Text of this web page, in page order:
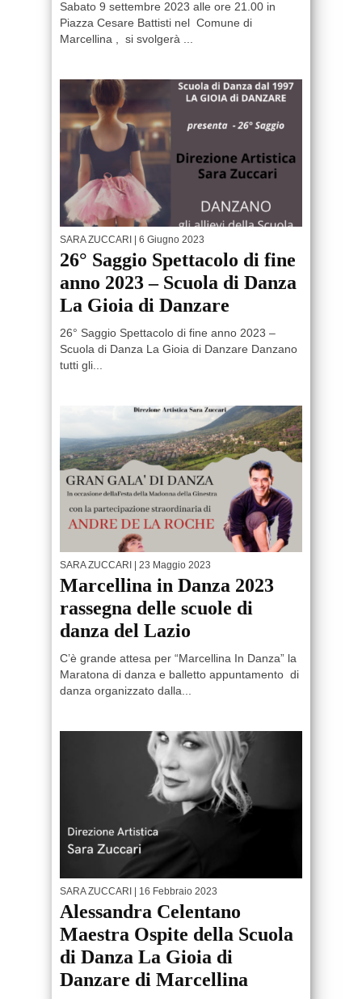
Sabato 9 settembre 2023 alle ore 21.00 in
Piazza Cesare Battisti nel Comune di
Marcellina , si svolgerà ...
SARA ZUCCARI | 6 Giugno 2023
26° Saggio Spettacolo di fine
anno 2023 – Scuola di Danza
La Gioia di Danzare
26° Saggio Spettacolo di fine anno 2023 –
Scuola di Danza La Gioia di Danzare Danzano
tutti gli...
SARA ZUCCARI | 23 Maggio 2023
Marcellina in Danza 2023
rassegna delle scuole di
danza del Lazio
C’è grande attesa per “Marcellina In Danza” la
Maratona di danza e balletto appuntamento di
danza organizzato dalla...
SARA ZUCCARI | 16 Febbraio 2023
Alessandra Celentano
Maestra Ospite della Scuola
di Danza La Gioia di
Danzare di Marcellina